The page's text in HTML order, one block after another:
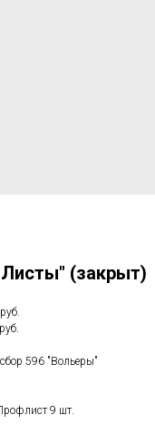
(закрыт)
596 "Вольеры"
9 шт.